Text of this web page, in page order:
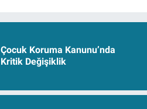
Çocuk Koruma Kanunu’nda
Kritik Değişiklik